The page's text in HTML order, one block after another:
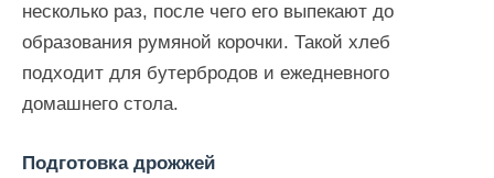
несколько раз, после чего его выпекают до
образования румяной корочки. Такой хлеб
подходит для бутербродов и ежедневного
домашнего стола.
Подготовка дрожжей